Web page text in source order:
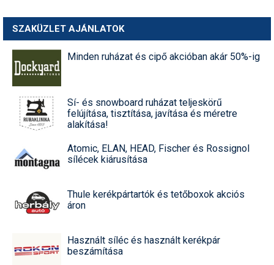
Wellness
SZAKÜZLET AJÁNLATOK
Minden ruházat és cipő akcióban akár 50%-ig
Sí- és snowboard ruházat teljeskörű
felújítása, tisztítása, javítása és méretre
alakítása!
Atomic, ELAN, HEAD, Fischer és Rossignol
sílécek kiárusítása
Thule kerékpártartók és tetőboxok akciós
áron
Használt síléc és használt kerékpár
beszámítása